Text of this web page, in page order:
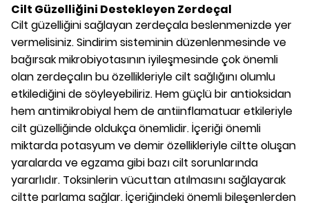
Cilt Güzelliğini Destekleyen Zerdeçal
Cilt güzelliğini sağlayan zerdeçala beslenmenizde yer
vermelisiniz. Sindirim sisteminin düzenlenmesinde ve
bağırsak mikrobiyotasının iyileşmesinde çok önemli
olan zerdeçalın bu özellikleriyle cilt sağlığını olumlu
etkilediğini de söyleyebiliriz. Hem güçlü bir antioksidan
hem antimikrobiyal hem de antiinflamatuar etkileriyle
cilt güzelliğinde oldukça önemlidir. İçeriği önemli
miktarda potasyum ve demir özellikleriyle ciltte oluşan
yaralarda ve egzama gibi bazı cilt sorunlarında
yararlıdır. Toksinlerin vücuttan atılmasını sağlayarak
ciltte parlama sağlar. İçeriğindeki önemli bileşenlerden